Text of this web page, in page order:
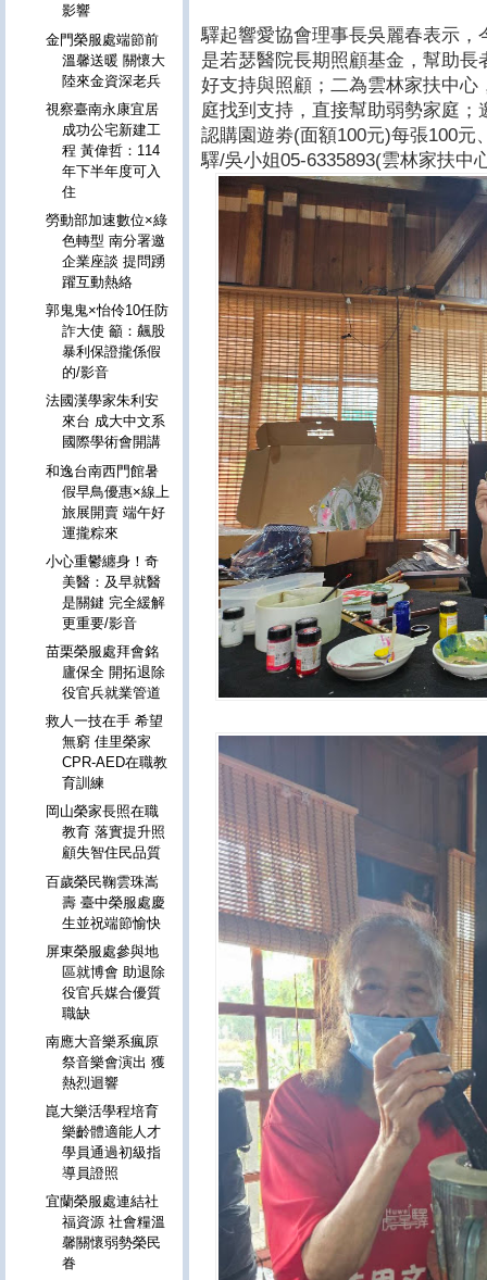
驛起響愛協會理事長吳麗春表示
是若瑟醫院長期照顧基金，幫助
好支持與照顧；二為雲林家扶中
庭找到支持，直接幫助弱勢家庭
認購園遊劵(面額100元)每張100
驛/吳小姐05-6335893(雲林家扶中
影響
金門榮服處端節前
溫馨送暖 關懷大
陸來金資深老兵
視察臺南永康宜居
成功公宅新建工
程 黃偉哲：114
年下半年度可入
住
勞動部加速數位×綠
色轉型 南分署邀
企業座談 提問踴
躍互動熱絡
郭鬼鬼×怡伶10任防
詐大使 籲：飆股
暴利保證攏係假
的/影音
法國漢學家朱利安
來台 成大中文系
國際學術會開講
和逸台南西門館暑
假早鳥優惠×線上
旅展開賣 端午好
運攏粽來
小心重鬱纏身！奇
美醫：及早就醫
是關鍵 完全緩解
更重要/影音
苗栗榮服處拜會銘
廬保全 開拓退除
役官兵就業管道
救人一技在手 希望
無窮 佳里榮家
CPR-AED在職教
育訓練
岡山榮家長照在職
教育 落實提升照
顧失智住民品質
百歲榮民鞠雲珠嵩
壽 臺中榮服處慶
生並祝端節愉快
屏東榮服處參與地
區就博會 助退除
役官兵媒合優質
職缺
南應大音樂系瘋原
祭音樂會演出 獲
熱烈迴響
崑大樂活學程培育
樂齡體適能人才
學員通過初級指
導員證照
宜蘭榮服處連結社
福資源 社會糧溫
馨關懷弱勢榮民
眷